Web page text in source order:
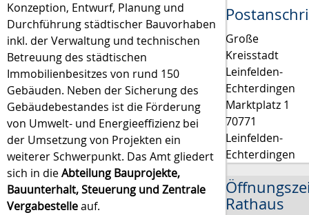
Konzeption, Entwurf, Planung und
Durchführung städtischer Bauvorhaben
inkl. der Verwaltung und technischen
Betreuung des städtischen
Immobilienbesitzes von rund 150
Gebäuden. Neben der Sicherung des
Gebäudebestandes ist die Förderung
von Umwelt- und Energieeffizienz bei
der Umsetzung von Projekten ein
weiterer Schwerpunkt. Das Amt gliedert
sich in dieAbteilung Bauprojekte,
Bauunterhalt, Steuerung und Zentrale
Vergabestelleauf.
Große
Kreisstadt
Leinfelden-
Echterdingen
Marktplatz 1
70771
Leinfelden-
Echterdingen
Rathaus